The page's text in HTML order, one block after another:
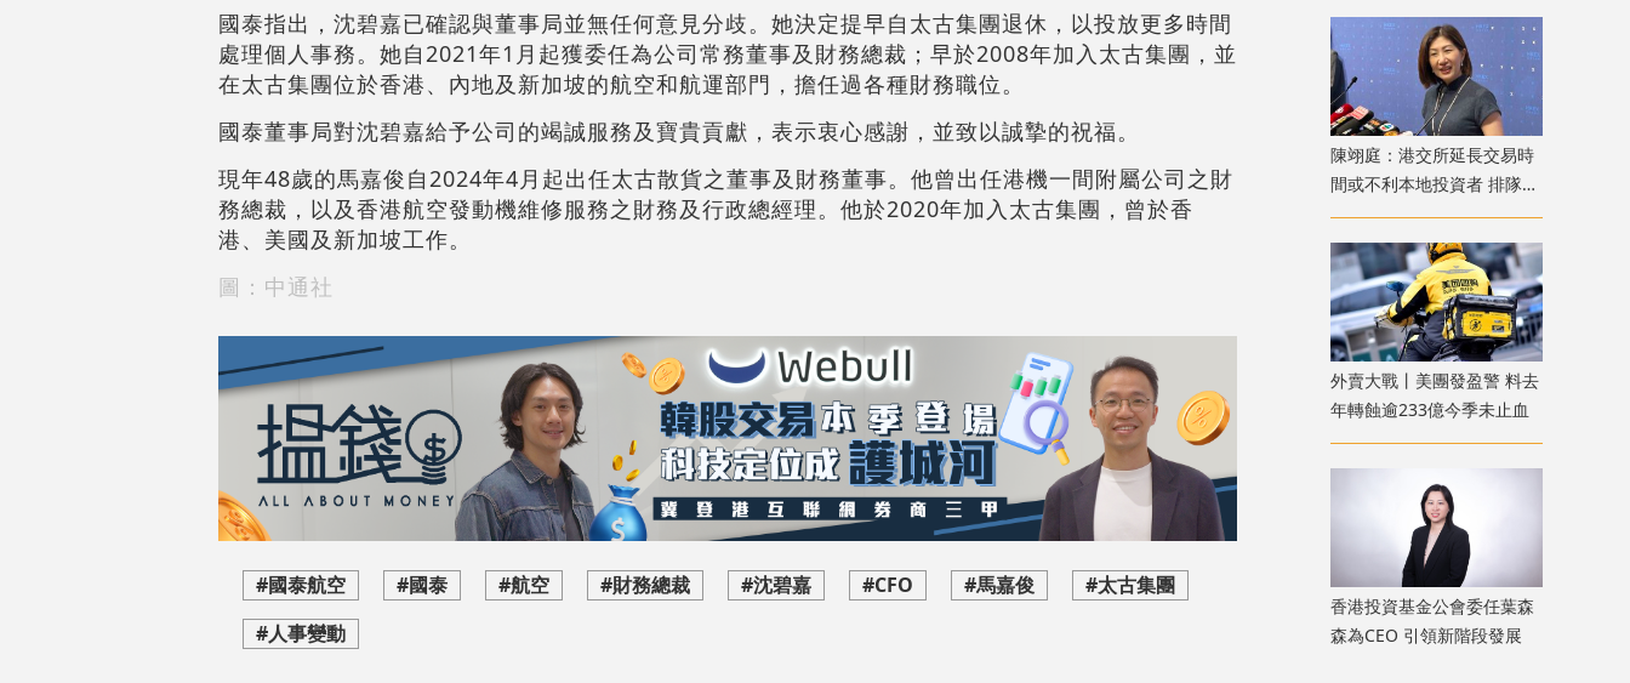
國泰指出，沈碧嘉已確認與董事局並無任何意見分歧。她決定提早自太古集團退休，以投放更多時間
處理個人事務。她自2021年1月起獲委任為公司常務董事及財務總裁；早於2008年加入太古集團，並
在太古集團位於香港、內地及新加坡的航空和航運部門，擔任過各種財務職位。
國泰董事局對沈碧嘉給予公司的竭誠服務及寶貴貢獻，表示衷心感謝，並致以誠摯的祝福。
現年48歲的馬嘉俊自2024年4月起出任太古散貨之董事及財務董事。他曾出任港機一間附屬公司之財
務總裁，以及香港航空發動機維修服務之財務及行政總經理。他於2020年加入太古集團，曾於香
港、美國及新加坡工作。
圖：中通社
#國泰航空 #國泰 #航空 #財務總裁 #沈碧嘉 #CFO #馬嘉俊
#太古集團
#人事變動
陳翊庭：港交所延長交易時
間或不利本地投資者 排隊上
市公司數量創新高
外賣大戰丨美團發盈警 料去
年轉蝕逾233億今季未止血
香港投資基金公會委任葉森
森為CEO 引領新階段發展